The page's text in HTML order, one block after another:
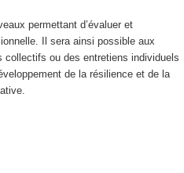
permettant d’évaluer et
Il sera ainsi possible aux
collectifs ou des entretiens individuels
de la résilience et de la